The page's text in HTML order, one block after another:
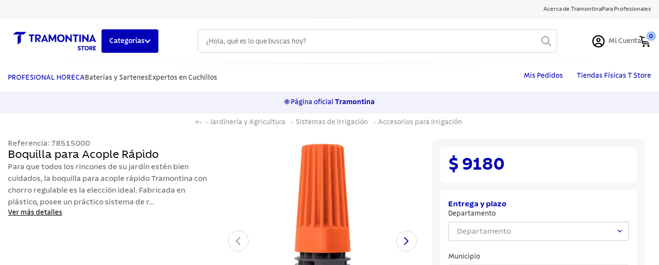
Acerca de TramontinaPara Profesionales
Categorías Mi Cuenta
0
PROFESIONAL HORECA Baterías y Sartenes Expertos en Cuchillos Mis Pedidos Tiendas Físicas T Store
🌐 Página oficial Tramontina
Jardinería y Agricultura Sistemas de Irrigación Accesorios para Irrigación
Referencia: 78515000
Boquilla para Acople Rápido
Para que todos los rincones de su jardín estén bien
cuidados, la boquilla para acople rápido Tramontina con
chorro regulable es la elección ideal. Fabricada en
plástico, posee un práctico sistema de r...
Ver más detalles
$ 9180
Entrega y plazo
Departamento
Departamento
Municipio
1.
cuchillos
5
lavaplatos